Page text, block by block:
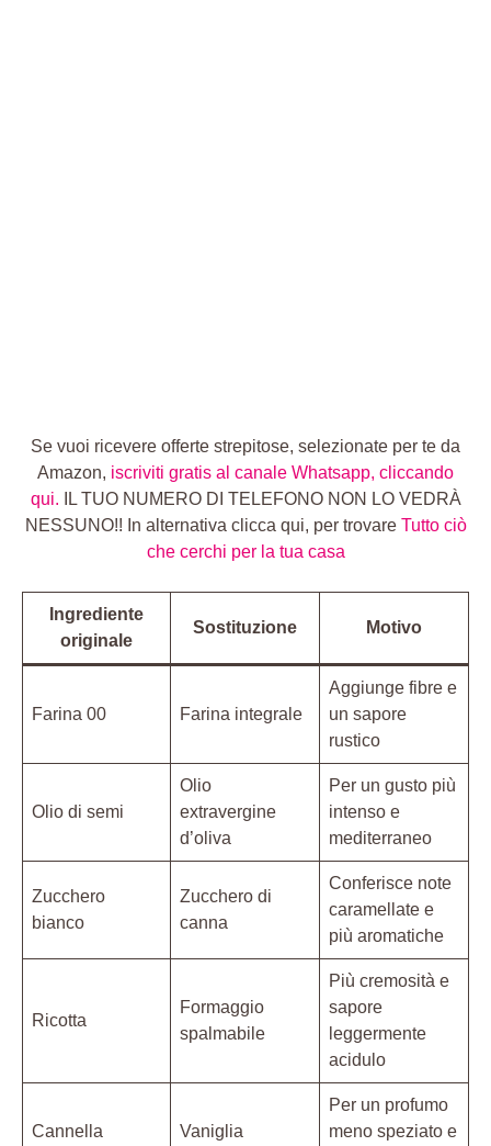
Se vuoi ricevere offerte strepitose, selezionate per te da
Amazon, iscriviti gratis al canale Whatsapp, cliccando
qui.
IL TUO NUMERO DI TELEFONO NON LO VEDRÀ
NESSUNO!! In alternativa clicca qui, per trovare Tutto ciò
che cerchi per la tua casa
Ingrediente
originale
Sostituzione Motivo
Farina 00 Farina integrale
Aggiunge fibre e
un sapore
rustico
Olio di semi
Olio
extravergine
d’oliva
Per un gusto più
intenso e
mediterraneo
Zucchero
bianco
Zucchero di
canna
Conferisce note
caramellate e
più aromatiche
Ricotta
Formaggio
spalmabile
Più cremosità e
sapore
leggermente
acidulo
Cannella Vaniglia
Per un profumo
meno speziato e